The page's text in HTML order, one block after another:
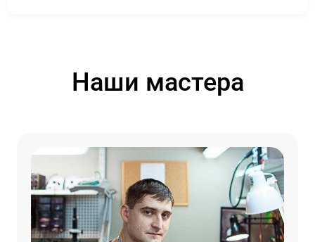
Наши мастера